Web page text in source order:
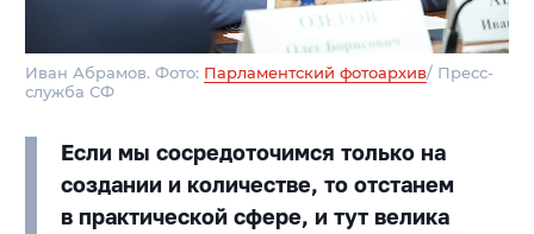
Иван Абрамов. Фото: Парламентский фотоархив/ Пресс-
служба СФ
Если мы сосредоточимся только на
создании и количестве, то отстанем
в практической сфере, и тут велика